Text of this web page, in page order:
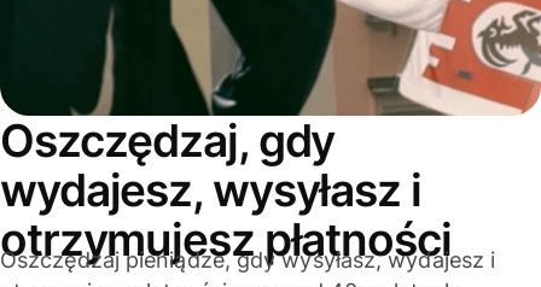
Oszczędzaj, gdy
wydajesz, wysyłasz i
otrzymujesz płatności
Oszczędzaj pieniądze, gdy wysyłasz, wydajesz i